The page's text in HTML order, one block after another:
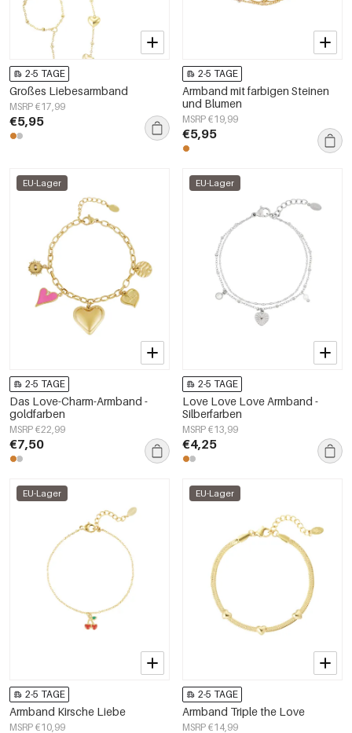
2-5 TAGE
Großes Liebesarmband
MSRP €17,99
€5,95
2-5 TAGE
Armband mit farbigen Steinen
und Blumen
MSRP €19,99
€5,95
EU-Lager
2-5 TAGE
Das Love-Charm-Armband -
goldfarben
MSRP €22,99
€7,50
EU-Lager
2-5 TAGE
Love Love Love Armband -
Silberfarben
MSRP €13,99
€4,25
EU-Lager
2-5 TAGE
Armband Kirsche Liebe
MSRP €10,99
EU-Lager
2-5 TAGE
Armband Triple the Love
MSRP €14,99